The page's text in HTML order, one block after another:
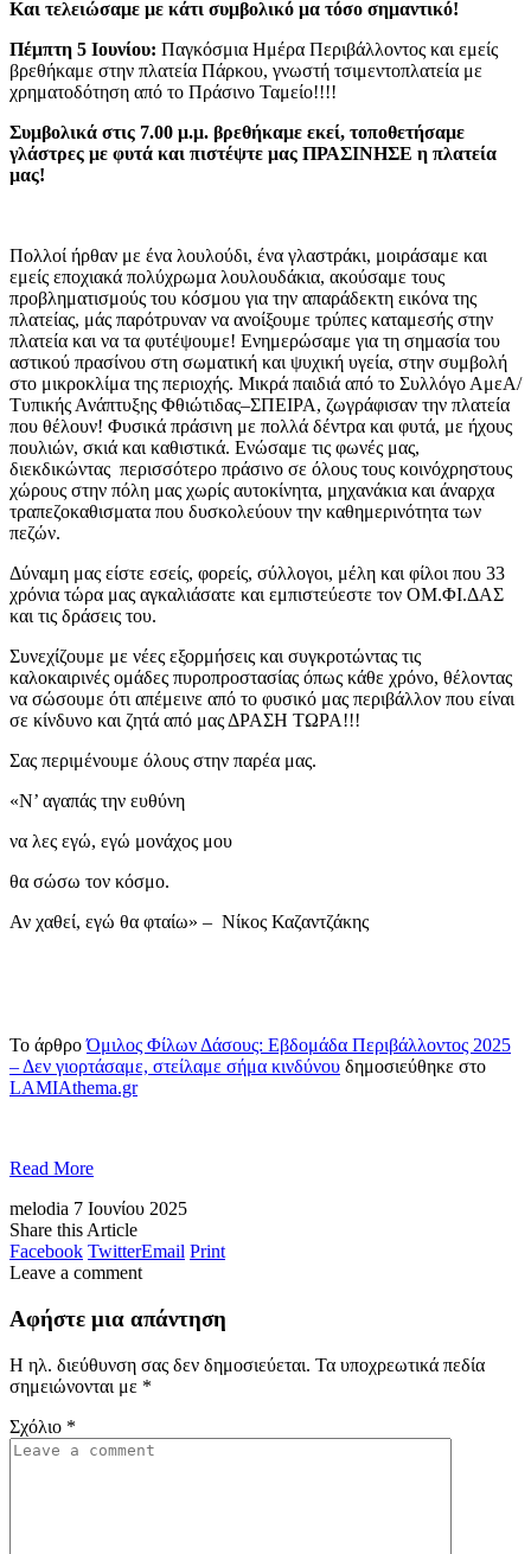
Και τελειώσαμε με κάτι συμβολικό μα τόσο σημαντικό!
Πέμπτη 5 Ιουνίου: Παγκόσμια Ημέρα Περιβάλλοντος και εμείς
βρεθήκαμε στην πλατεία Πάρκου, γνωστή τσιμεντοπλατεία με
χρηματοδότηση από το Πράσινο Ταμείο!!!!
Συμβολικά στις 7.00 μ.μ. βρεθήκαμε εκεί, τοποθετήσαμε
γλάστρες με φυτά και πιστέψτε μας ΠΡΑΣΙΝΗΣΕ η πλατεία
μας!
Πολλοί ήρθαν με ένα λουλούδι, ένα γλαστράκι, μοιράσαμε και
εμείς εποχιακά πολύχρωμα λουλουδάκια, ακούσαμε τους
προβληματισμούς του κόσμου για την απαράδεκτη εικόνα της
πλατείας, μάς παρότρυναν να ανοίξουμε τρύπες καταμεσής στην
πλατεία και να τα φυτέψουμε! Ενημερώσαμε για τη σημασία του
αστικού πρασίνου στη σωματική και ψυχική υγεία, στην συμβολή
στο μικροκλίμα της περιοχής. Μικρά παιδιά από το Συλλόγο ΑμεΑ/
Τυπικής Ανάπτυξης Φθιώτιδας–ΣΠΕΙΡΑ, ζωγράφισαν την πλατεία
που θέλουν! Φυσικά πράσινη με πολλά δέντρα και φυτά, με ήχους
πουλιών, σκιά και καθιστικά. Ενώσαμε τις φωνές μας,
διεκδικώντας περισσότερο πράσινο σε όλους τους κοινόχρηστους
χώρους στην πόλη μας χωρίς αυτοκίνητα, μηχανάκια και άναρχα
τραπεζοκαθισματα που δυσκολεύουν την καθημερινότητα των
πεζών.
Δύναμη μας είστε εσείς, φορείς, σύλλογοι, μέλη και φίλοι που 33
χρόνια τώρα μας αγκαλιάσατε και εμπιστεύεστε τον ΟΜ.ΦΙ.ΔΑΣ
και τις δράσεις του.
Συνεχίζουμε με νέες εξορμήσεις και συγκροτώντας τις
καλοκαιρινές ομάδες πυροπροστασίας όπως κάθε χρόνο, θέλοντας
να σώσουμε ότι απέμεινε από το φυσικό μας περιβάλλον που είναι
σε κίνδυνο και ζητά από μας ΔΡΑΣΗ ΤΩΡΑ!!!
Σας περιμένουμε όλους στην παρέα μας.
«Ν’ αγαπάς την ευθύνη
να λες εγώ, εγώ μονάχος μου
θα σώσω τον κόσμο.
Αν χαθεί, εγώ θα φταίω» – Νίκος Καζαντζάκης
Το άρθροΌμιλος Φίλων Δάσους: Εβδομάδα Περιβάλλοντος 2025
– Δεν γιορτάσαμε, στείλαμε σήμα κινδύνου δημοσιεύθηκε στο
LAMIAthema.gr
Read More
melodia 7 Ιουνίου 2025
Share this Article
Facebook TwitterEmail Print
Leave a comment
Αφήστε μια απάντηση
Η ηλ. διεύθυνση σας δεν δημοσιεύεται. Τα υποχρεωτικά πεδία
σημειώνονται με *
Σχόλιο *